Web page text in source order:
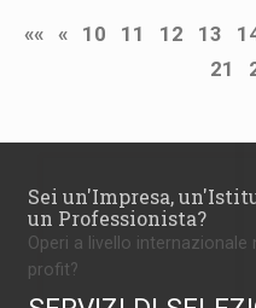
«« « 10 11 12 13
21
Sei un'Impresa,
un Professionista?
Operi a livello
profit?